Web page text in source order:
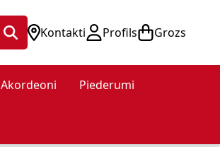
Kontakti Profils Grozs
Akordeoni Piederumi